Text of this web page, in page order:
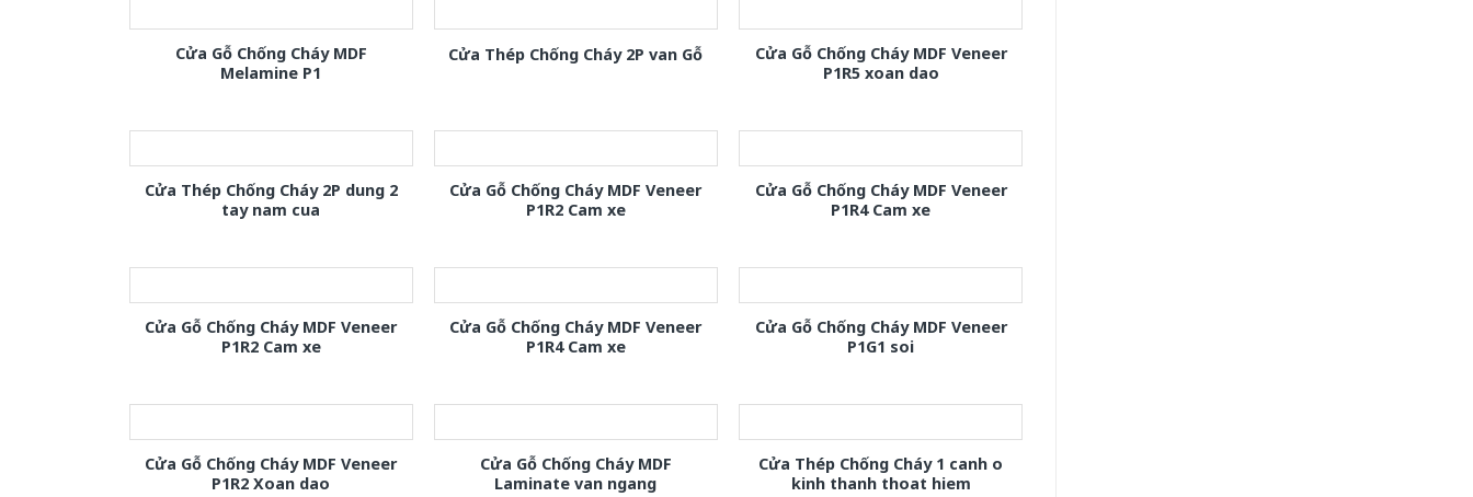
Cửa Gỗ Chống Cháy MDF
Melamine P1
Cửa Thép Chống Cháy 2P van Gỗ
Cửa Gỗ Chống Cháy MDF Veneer
P1R5 xoan dao
Cửa Thép Chống Cháy 2P dung 2
tay nam cua
Cửa Gỗ Chống Cháy MDF Veneer
P1R2 Cam xe
Cửa Gỗ Chống Cháy MDF Veneer
P1R4 Cam xe
Cửa Gỗ Chống Cháy MDF Veneer
P1R2 Cam xe
Cửa Gỗ Chống Cháy MDF Veneer
P1R4 Cam xe
Cửa Gỗ Chống Cháy MDF Veneer
P1G1 soi
Cửa Gỗ Chống Cháy MDF Veneer
P1R2 Xoan dao
Cửa Gỗ Chống Cháy MDF
Laminate van ngang
Cửa Thép Chống Cháy 1 canh o
kinh thanh thoat hiem